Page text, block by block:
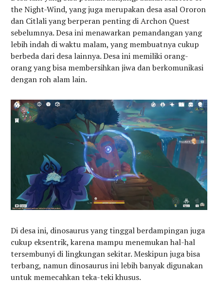
the Night-Wind, yang juga merupakan desa asal Ororon
dan Citlali yang berperan penting di Archon Quest
sebelumnya. Desa ini menawarkan pemandangan yang
lebih indah di waktu malam, yang membuatnya cukup
berbeda dari desa lainnya. Desa ini memiliki orang-
orang yang bisa membersihkan jiwa dan berkomunikasi
dengan roh alam lain.
Di desa ini, dinosaurus yang tinggal berdampingan juga
cukup eksentrik, karena mampu menemukan hal-hal
tersembunyi di lingkungan sekitar. Meskipun juga bisa
terbang, namun dinosaurus ini lebih banyak digunakan
untuk memecahkan teka-teki khusus.